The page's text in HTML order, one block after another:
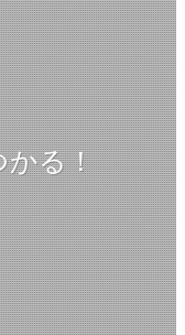
かる！